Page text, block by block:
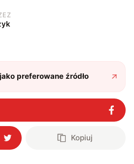
jako preferowane źródło
Kopiuj